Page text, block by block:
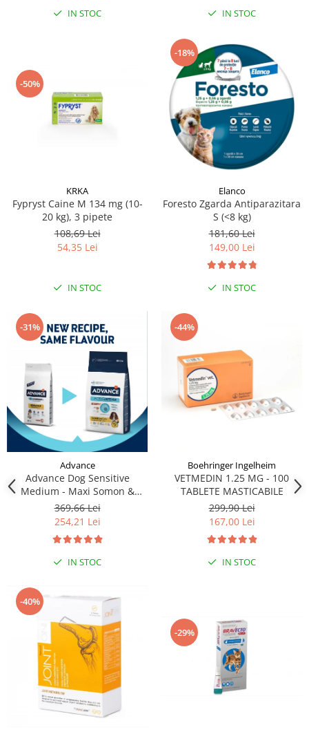
IN STOC IN STOC
-50%
KRKA
Fypryst Caine M 134 mg (10-
20 kg), 3 pipete
108,69 Lei
54,35 Lei
IN STOC
-18%
Elanco
Foresto Zgarda Antiparazitara
S (<8 kg)
181,60 Lei
149,00 Lei
IN STOC
-31%
Advance
Advance Dog Sensitive
Medium - Maxi Somon &
Orez, 12 kg
369,66 Lei
254,21 Lei
IN STOC
-44%
Boehringer Ingelheim
VETMEDIN 1.25 MG - 100
TABLETE MASTICABILE
299,90 Lei
167,00 Lei
IN STOC
-40%
-29%